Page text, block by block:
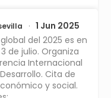
·
1 Jun 2025
del 2025 es en
de julio. Organiza
Internacional
Cita de
y social.